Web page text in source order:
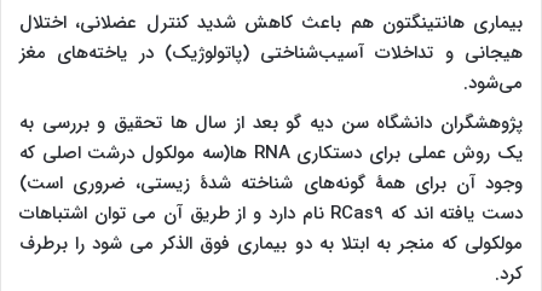
بیماری هانتینگتون هم باعث کاهش شدید کنترل عضلانی، اختلال
هیجانی و تداخلات آسیب‌شناختی (پاتولوژیک) در یاخته‌های مغز
می‌شود.
پژوهشگران دانشگاه سن دیه گو بعد از سال ها تحقیق و بررسی به
یک روش عملی برای دستکاریRNA ها(سه مولکول درشت اصلی که
وجود آن برای همهٔ گونه‌های شناخته شدهٔ زیستی، ضروری است)
دست یافته اند که RCas۹ نام دارد و از طریق آن می توان اشتباهات
مولکولی که منجر به ابتلا به دو بیماری فوق الذکر می شود را برطرف
کرد.